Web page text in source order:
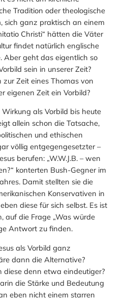
Tradition oder theologische
sich ganz praktisch an einem
Christi“ hätten die Väter
findet natürlich englische
Aber geht das eigentlich so
sein in unserer Zeit?
zur Zeit eines Thomas von
eigenen Zeit ein Vorbild?
Wirkung als Vorbild bis heute
allein schon die Tatsache,
und ethischen
völlig entgegengesetzter –
berufen: „W.W.J.B. – wen
konterten Bush-Gegner im
Damit stellten sie die
Konservativen in
diese für sich selbst. Es ist
auf die Frage „Was würde
Antwort zu finden.
als Vorbild ganz
dann die Alternative?
diese denn etwa eindeutiger?
die Stärke und Bedeutung
eben nicht einem starren